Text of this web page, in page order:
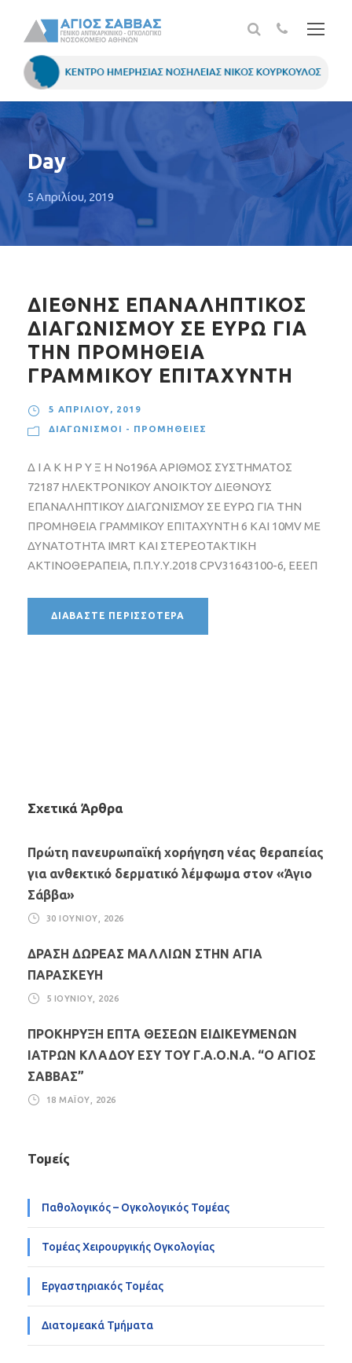
Day
5 Απριλίου, 2019
ΔΙΕΘΝΗΣ ΕΠΑΝΑΛΗΠΤΙΚΟΣ
ΔΙΑΓΩΝΙΣΜΟΥ ΣΕ ΕΥΡΩ ΓΙΑ
ΤΗΝ ΠΡΟΜΗΘΕΙΑ
ΓΡΑΜΜΙΚΟΥ ΕΠΙΤΑΧΥΝΤΗ
5 ΑΠΡΙΛΊΟΥ, 2019
ΔΙΑΓΩΝΙΣΜΟΊ - ΠΡΟΜΉΘΕΙΕΣ
Δ Ι Α Κ Η Ρ Υ Ξ Η Νο196Α ΑΡΙΘΜΟΣ ΣΥΣΤΗΜΑΤΟΣ
72187 ΗΛΕΚΤΡΟΝΙΚΟΥ ΑΝΟΙΚΤΟΥ ΔΙΕΘΝΟΥΣ
ΕΠΑΝΑΛΗΠΤΙΚΟΥ ΔΙΑΓΩΝΙΣΜΟΥ ΣΕ ΕΥΡΩ ΓΙΑ ΤΗΝ
ΠΡΟΜΗΘΕΙΑ ΓΡΑΜΜΙΚΟΥ ΕΠΙΤΑΧΥΝΤΗ 6 ΚΑΙ 10MV ΜΕ
ΔΥΝΑΤΟΤΗΤΑ IMRT ΚΑΙ ΣΤΕΡΕΟΤΑΚΤΙΚΗ
ΑΚΤΙΝΟΘΕΡΑΠΕΙΑ, Π.Π.Υ.Υ.2018 CPV31643100-6, ΕΕΕΠ
ΔΙΑΒΆΣΤΕ ΠΕΡΙΣΣΌΤΕΡΑ
Σχετικά Άρθρα
Πρώτη πανευρωπαϊκή χορήγηση νέας θεραπείας
για ανθεκτικό δερματικό λέμφωμα στον «Άγιο
Σάββα»
30 ΙΟΥΝΊΟΥ, 2026
ΔΡΑΣΗ ΔΩΡΕΑΣ ΜΑΛΛΙΩΝ ΣΤΗΝ ΑΓΙΑ
ΠΑΡΑΣΚΕΥΗ
5 ΙΟΥΝΊΟΥ, 2026
ΠΡΟΚΗΡΥΞΗ ΕΠΤΑ ΘΕΣΕΩΝ ΕΙΔΙΚΕΥΜΕΝΩΝ
ΙΑΤΡΩΝ ΚΛΑΔΟΥ ΕΣΥ ΤΟΥ Γ.Α.Ο.Ν.Α. “Ο ΑΓΙΟΣ
ΣΑΒΒΑΣ”
18 ΜΑΪ́ΟΥ, 2026
Τομείς
Παθολογικός – Ογκολογικός Τομέας
Τομέας Χειρουργικής Ογκολογίας
Εργαστηριακός Τομέας
Διατομεακά Τμήματα